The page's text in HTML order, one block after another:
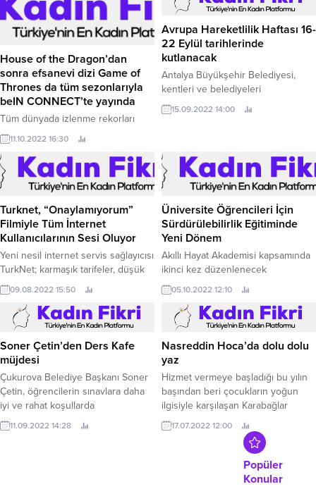
House of the Dragon’dan
sonra efsanevi dizi Game of
Thrones da tüm sezonlarıyla
beIN CONNECT’te yayında
Tüm dünyada izlenme rekorları
kıran, sadece HBO’nun değil
televizyon tarihinin bugüne kadar
en çok izlenen dizilerinden biri
olan Game of Thrones, beIN
CONNECT üzerinden tutkunu
olduğu sevenleriyle yeniden
buluşuyor.
11.10.2022 16:30
Avrupa Hareketlilik Haftası 16-
22 Eylül tarihlerinde
kutlanacak
Antalya Büyükşehir Belediyesi,
kentleri ve belediyeleri
sürdürülebilir ulaşım tedbirleri
almaya ve desteklemeye teşvik
15.09.2022 14:00
Turknet, “Onaylamıyorum”
Filmiyle Tüm İnternet
Kullanıcılarının Sesi Oluyor
Yeni nesil internet servis sağlayıcısı
TurkNet; karmaşık tarifeler, düşük
kotalı paketler, cayma bedeli, düşük
internet hızı ya da taahhüt gibi
internet kullanıcılarını mağdur eden
durumların altını çizmek ve
tüketicinin sesini sektöre duyurmak
için ONAYLAMIYORUM’ reklam
kampanyasını başlattı İnternet
kullanıcılarına dünya
standartlarındaki Gigabit hızlarda,...
09.08.2022 15:50
Üniversite Öğrencileri İçin
Sürdürülebilirlik Eğitiminde
Yeni Dönem
Akıllı Hayat Akademisi kapsamında
ikinci kez düzenlenecek
Sürdürülebilir Bir Gelecek Eğitimi
için başvurular 10 Ekim 2022
tarihinde sona eriyor.
05.10.2022 12:10
Soner Çetin’den Ders Kafe
müjdesi
Çukurova Belediye Başkanı Soner
Çetin, öğrencilerin sınavlara daha
iyi ve rahat koşullarda
hazırlanabilmesi için her semte
Ders Kafe açacaklarının müjdesini
11.09.2022 14:28
Nasreddin Hoca’da dolu dolu
yaz
Hizmet vermeye başladığı bu yılın
başından beri çocukların yoğun
ilgisiyle karşılaşan Karabağlar
Belediyesi Nasreddin Hoca Çocuk
Kültür Bilim Merkezi, Kurban
Bayramı tatilinin ardından yaz
atölyeleriyle konuklarını
17.07.2022 12:00
Popüler
Konular